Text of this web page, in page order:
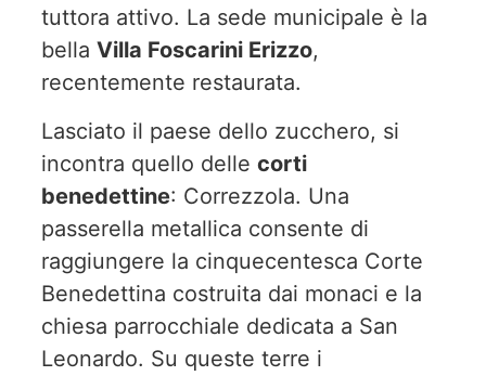
tuttora attivo. La sede municipale è la
bella Villa Foscarini Erizzo,
recentemente restaurata.
Lasciato il paese dello zucchero, si
incontra quello delle corti
benedettine: Correzzola. Una
passerella metallica consente di
raggiungere la cinquecentesca Corte
Benedettina costruita dai monaci e la
chiesa parrocchiale dedicata a San
Leonardo. Su queste terre i